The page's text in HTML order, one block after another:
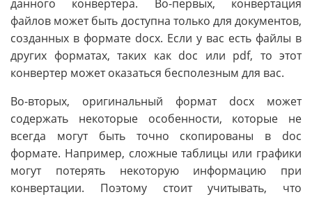
данного конвертера. Во-первых, конвертация
файлов может быть доступна только для документов,
созданных в формате docx. Если у вас есть файлы в
других форматах, таких как doc или pdf, то этот
конвертер может оказаться бесполезным для вас.
Во-вторых, оригинальный формат docx может
содержать некоторые особенности, которые не
всегда могут быть точно скопированы в doc
формате. Например, сложные таблицы или графики
могут потерять некоторую информацию при
конвертации. Поэтому стоит учитывать, что